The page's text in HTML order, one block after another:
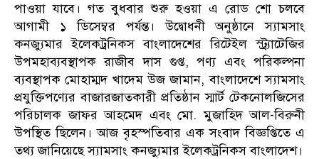
পাওয়া যাবে। গত বুধবার শুরু হওয়া এ রোড শো চলবে
আগামী ১ ডিসেম্বর পর্যন্ত। উদ্বোধনী অনুষ্ঠানে স্যামসাং
কনজ্যুমার ইলেকট্রনিকস বাংলাদেশের রিটেইল স্ট্র্যাটেজির
উপমহাব্যবস্থাপক রাজীব দাস গুপ্ত, পণ্য এবং পরিকল্পনা
ব্যবস্থাপক মোহাম্মদ খাদেম উজ জামান, বাংলাদেশে স্যামসাং
প্রযুক্তিপণ্যের বাজারজাতকারী প্রতিষ্ঠান স্মার্ট টেকনোলজিসের
পরিচালক জাফর আহমেদ এবং মো. মুজাহিদ আল-বিরুনী
উপস্থিত ছিলেন। আজ বৃহস্পতিবার এক সংবাদ বিজ্ঞপ্তিতে এ
তথ্য জানিয়েছে স্যামসাং কনজ্যুমার ইলেকট্রনিকস বাংলাদেশ।